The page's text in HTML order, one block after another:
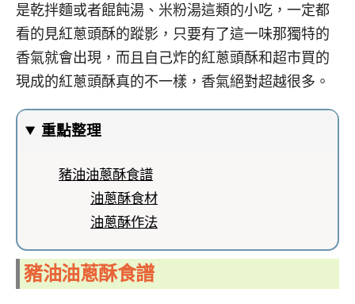
是乾拌麵或者餛飩湯、米粉湯這類的小吃，一定都
看的見紅蔥頭酥的蹤影，只要有了這一味那獨特的
香氣就會出現，而且自己炸的紅蔥頭酥和超市買的
現成的紅蔥頭酥真的不一樣，香氣絕對超越很多。
重點整理
豬油油蔥酥食譜
油蔥酥食材
油蔥酥作法
豬油油蔥酥食譜